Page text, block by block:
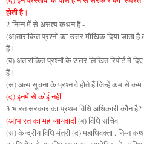
होती है।
2.निम्न में से असत्य कथन है -
(अ)तारांकित प्रश्नों का उत्तर मौखिक दिया
हैं।
(ब) अतारांकित प्रश्नों के उत्तर लिखित रिपोर्ट में
हैं।
(स) अल्प सूचना के प्रश्न वे होते हैं जिन्हें कम से कम
(द) इनमें से कोई नहीं
3.भारत सरकार का प्रथम विधि अधिकारी कौन है?
(अ)भारत का महान्यायवादी(ब) विधि सचिव
(स) केन्द्रीय विधि मंत्री (द) महाधिवक्ता . निम्न